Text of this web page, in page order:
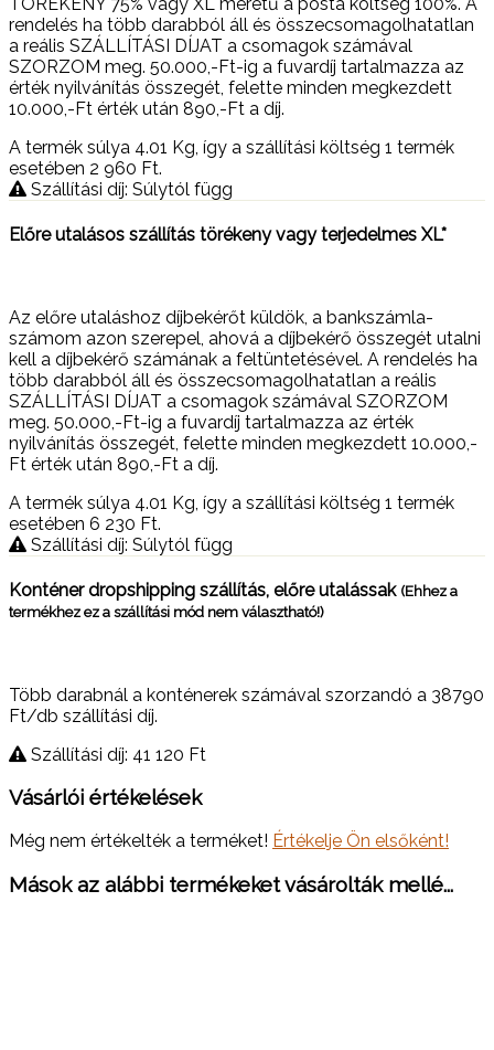
rendelés ha több darabból áll és összecsomagolhatatlan
a reális SZÁLLÍTÁSI DÍJAT a csomagok számával
SZORZOM meg. 50.000,-Ft-ig a fuvardíj tartalmazza az
érték nyilvánítás összegét, felette minden megkezdett
10.000,-Ft érték után 890,-Ft a díj.
A termék súlya 4.01 Kg , így a szállítási költség 1 termék
esetében 2 960 Ft.
Szállítási díj: Súlytól függ
Előre utalásos szállítás törékeny vagy terjedelmes XL*
Az előre utaláshoz díjbekérőt küldök, a bankszámla-
számom azon szerepel, ahová a díjbekérő összegét utalni
kell a díjbekérő számának a feltüntetésével. A rendelés ha
több darabból áll és összecsomagolhatatlan a reális
SZÁLLÍTÁSI DÍJAT a csomagok számával SZORZOM
meg. 50.000,-Ft-ig a fuvardíj tartalmazza az érték
nyilvánítás összegét, felette minden megkezdett 10.000,-
Ft érték után 890,-Ft a díj.
A termék súlya 4.01 Kg, így a szállítási költség 1 termék
esetében 6 230 Ft.
Szállítási díj: Súlytól függ
Konténer dropshipping szállítás, előre utalássak (Ehhez a
termékhez ez a szállítási mód nem választható!)
Több darabnál a konténerek számával szorzandó a 38790
Ft/db szállítási díj.
Szállítási díj: 41 120 Ft
Vásárlói értékelések
Még nem értékelték a terméket! Értékelje Ön elsőként!
Mások az alábbi termékeket vásárolták mellé...